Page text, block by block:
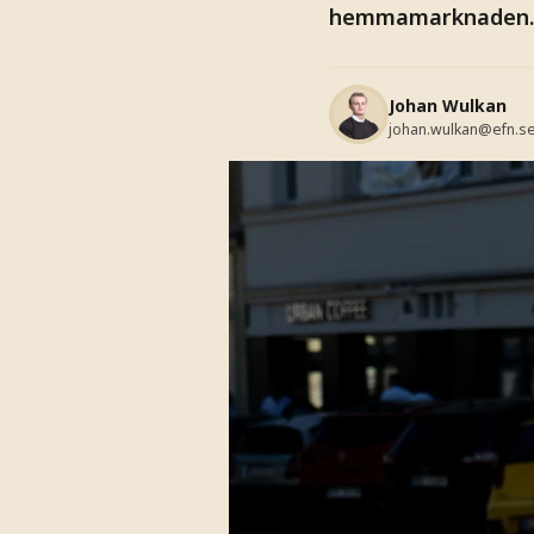
hemmamarknaden.
Johan Wulkan